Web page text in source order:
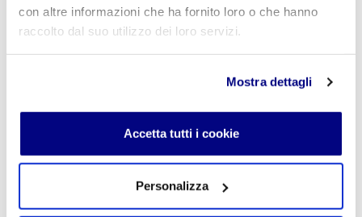
con altre informazioni che ha fornito loro o che hanno
raccolto dal suo utilizzo dei loro servizi.
Mostra dettagli
Accetta tutti i cookie
Personalizza